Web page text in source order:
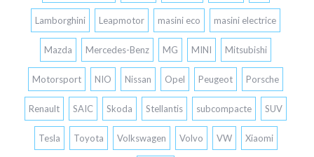
Lamborghini Leapmotor masini eco masini electrice
Mazda Mercedes-Benz MG MINI Mitsubishi
Motorsport NIO Nissan Opel Peugeot Porsche
Renault SAIC Skoda Stellantis subcompacte SUV
Tesla Toyota Volkswagen Volvo VW Xiaomi